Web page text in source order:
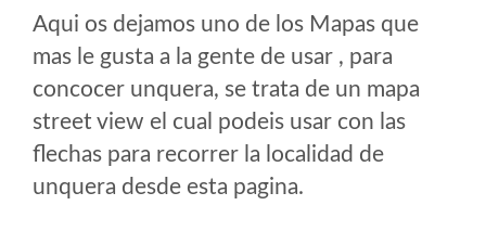
Aqui os dejamos uno de los Mapas que
mas le gusta a la gente de usar , para
concocer unquera, se trata de un mapa
street view el cual podeis usar con las
flechas para recorrer la localidad de
unquera desde esta pagina.